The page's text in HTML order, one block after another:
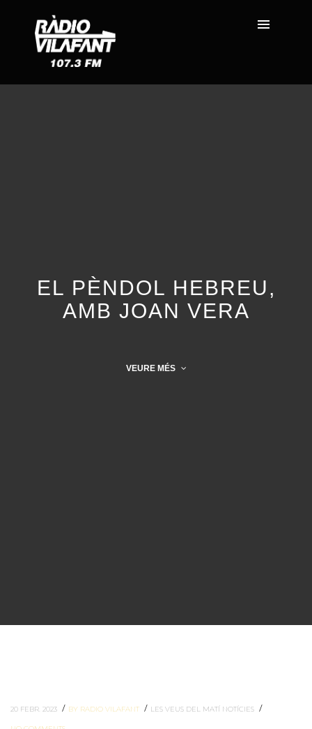
EL PÈNDOL HEBREU,
AMB JOAN VERA
VEURE MÉS
20 FEBR. 2023 / BY RADIO VILAFANT / LES VEUS DEL MATÍ NOTÍCIES /